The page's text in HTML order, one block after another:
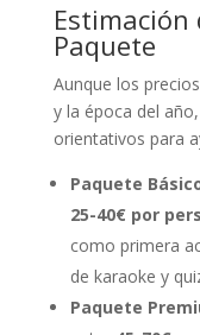
Estimación
Paquete
Aunque los
y la época del
orientativos para
Paquete
25-40€ por
como primera
de karaoke y
Paquete